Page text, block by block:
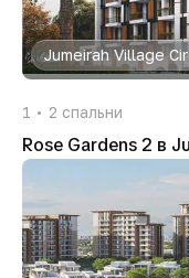
Jumeirah Village
1 2 спальни
Rose Gardens 2 в